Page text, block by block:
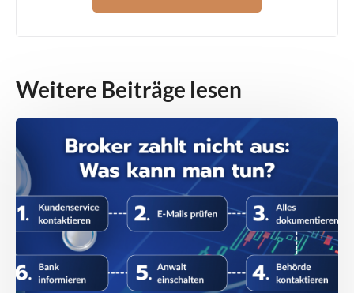
Weitere Beiträge lesen